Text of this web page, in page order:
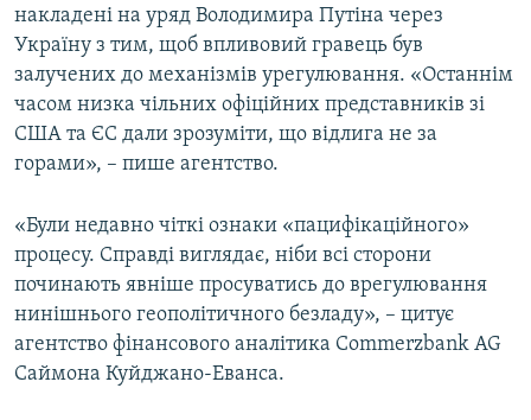
накладені на уряд Володимира Путіна через
Україну з тим, щоб впливовий гравець був
залучених до механізмів урегулювання. «Останнім
часом низка чільних офіційних представників зі
США та ЄС дали зрозуміти, що відлига не за
горами», – пише агентство.
«Були недавно чіткі ознаки «пацифікаційного»
процесу. Справді виглядає, ніби всі сторони
починають явніше просуватись до врегулювання
нинішнього геополітичного безладу», – цитує
агентство фінансового аналітика Commerzbank AG
Саймона Куйджано-Еванса.